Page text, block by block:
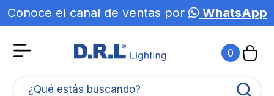
Conoce el canal de ventas por WhatsApp
0
¿Qué estás buscando?
Agotado